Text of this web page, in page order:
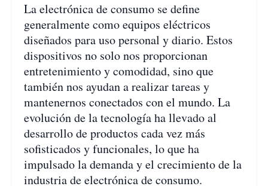
La electrónica de consumo se define
generalmente como equipos eléctricos
diseñados para uso personal y diario. Estos
dispositivos no solo nos proporcionan
entretenimiento y comodidad, sino que
también nos ayudan a realizar tareas y
mantenernos conectados con el mundo. La
evolución de la tecnología ha llevado al
desarrollo de productos cada vez más
sofisticados y funcionales, lo que ha
impulsado la demanda y el crecimiento de la
industria de electrónica de consumo.